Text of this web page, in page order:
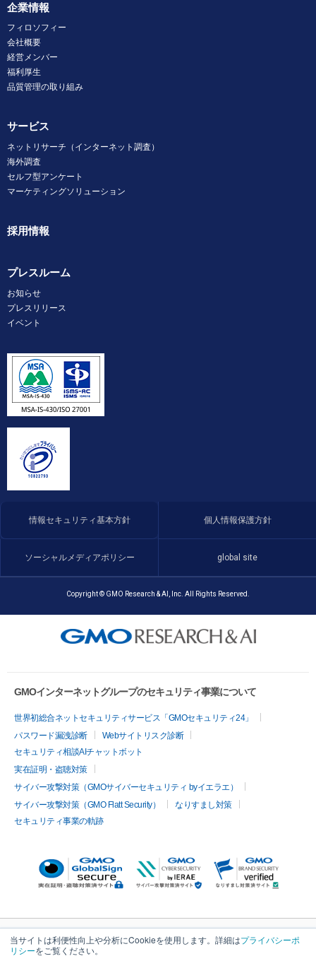
当サイトは利便性向上や分析にCookieを使用します。詳細はプライバシーポ
リシーをご覧ください。
企業情報
フィロソフィー
会社概要
経営メンバー
福利厚生
品質管理の取り組み
サービス
ネットリサーチ（インターネット調査）
海外調査
セルフ型アンケート
マーケティングソリューション
採用情報
プレスルーム
お知らせ
プレスリリース
イベント
情報セキュリティ基本方針 個人情報保護方針
ソーシャルメディアポリシー global site
Copyright © GMO Research & AI, Inc. All Rights Reserved.
GMOインターネットグループのセキュリティ事業について
世界初総合ネットセキュリティサービス「GMOセキュリティ24」
パスワード漏洩診断
Webサイトリスク診断
セキュリティ相談AIチャットボット
実在証明・盗聴対策
サイバー攻撃対策（GMOサイバーセキュリティ byイエラエ）
サイバー攻撃対策（GMO Flatt Security）
なりすまし対策
セキュリティ事業の軌跡